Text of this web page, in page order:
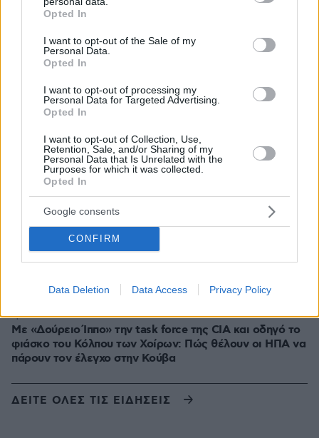
grant or deny consent to Google and its third-party tags to
use your data for below specified purposes in below Google
consent section.
Opted In
I want to opt-out of the Sale of my
Personal Data.
Opted In
I want to opt-out of processing my
Personal Data for Targeted Advertising.
Opted In
I want to opt-out of Collection, Use,
Retention, Sale, and/or Sharing of my
Personal Data that Is Unrelated with the
Purposes for which it was collected.
Opted In
Google consents
CONFIRM
Data Deletion Data Access Privacy Policy
μοιραζόμαστε με ξένους
Εφετείο έκρινε παράνομη την κατασκευή της νέας
αίθουσας χορού του Τραμπ στον Λευκό Οίκο
Νηστεία Δεκαπενταύγουστου: 20 μελωμένα φαγητά
κατσαρόλας
Ο ΣΚΑΪ έλυσε τη συνεργασία του με τον διευθύνοντα
σύμβουλο, Γρηγόρη Δημητριάδη, δείτε την επίσημη
ανακοίνωση
πριν 31 λεπτά
«Πέρασα 4 υπέροχα χρόνια, φεύγω με βαθιά αγάπη για
την Ελλάδα»: Ο Νόαμ Κατζ αποχωρεί από πρέσβης στην
πριν 33 λεπτά
εβδομαδιαία κέρδη 1,8%, πού βρήκε στηρίγματα
πριν 34 λεπτά
Με «Δούρειο Ίππο» την task force της CIA και οδηγό το
φιάσκο του Κόλπου των Χοίρων: Πώς θέλουν οι ΗΠΑ να
πάρουν τον έλεγχο στην Κούβα
πριν 35 λεπτά
ΔΕΙΤΕ ΟΛΕΣ ΤΙΣ ΕΙΔΗΣΕΙΣ